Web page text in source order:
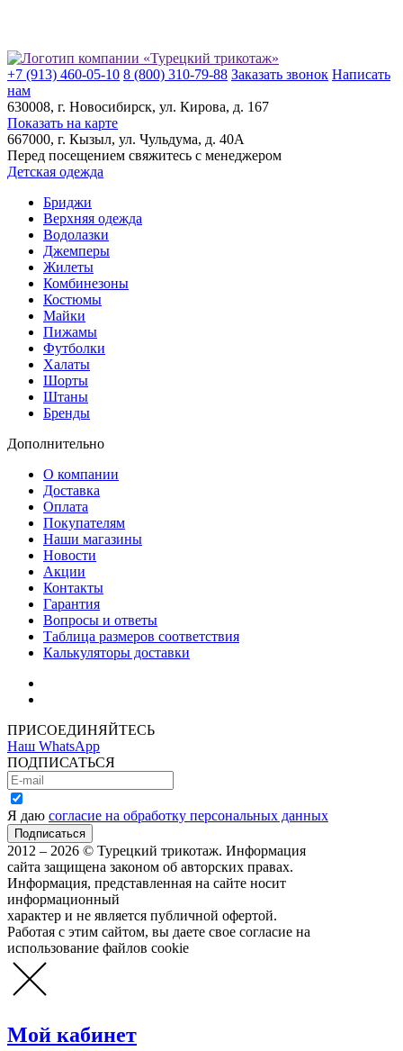
+7 (913) 460-05-10 8 (800) 310-79-88 Заказать звонок Написать
нам
630008, г. Новосибирск, ул. Кирова, д. 167
Показать на карте
667000, г. Кызыл, ул. Чульдума, д. 40А
Перед посещением свяжитесь с менеджером
Детская одежда
Бриджи
Верхняя одежда
Водолазки
Джемперы
Жилеты
Комбинезоны
Костюмы
Майки
Пижамы
Футболки
Халаты
Шорты
Штаны
Бренды
Дополнительно
О компании
Доставка
Оплата
Покупателям
Наши магазины
Новости
Акции
Контакты
Гарантия
Вопросы и ответы
Таблица размеров соответствия
Калькуляторы доставки
ПРИСОЕДИНЯЙТЕСЬ
Наш WhatsApp
ПОДПИСАТЬСЯ
Я даю согласие на обработку персональных данных
2012 – 2026 © Турецкий трикотаж. Информация
сайта защищена законом об авторских правах.
Информация, представленная на сайте носит
информационный
характер и не является публичной офертой.
Работая с этим сайтом, вы даете свое согласие на
использование файлов cookie
Мой кабинет